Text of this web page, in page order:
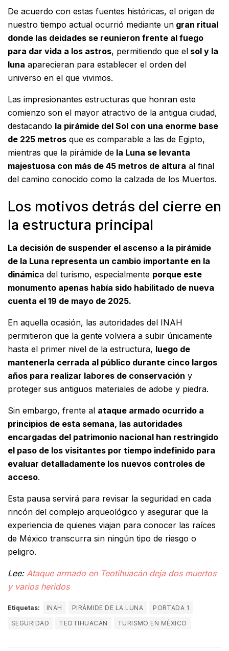
De acuerdo con estas fuentes históricas, el origen de
nuestro tiempo actual ocurrió mediante un gran ritual
donde las deidades se reunieron frente al fuego
para dar vida a los astros, permitiendo que el sol y la
luna aparecieran para establecer el orden del
universo en el que vivimos.
Las impresionantes estructuras que honran este
comienzo son el mayor atractivo de la antigua ciudad,
destacando la pirámide del Sol con una enorme base
de 225 metros que es comparable a las de Egipto,
mientras que la pirámide de la Luna se levanta
majestuosa con más de 45 metros de altura al final
del camino conocido como la calzada de los Muertos.
Los motivos detrás del cierre en
la estructura principal
La decisión de suspender el ascenso a la pirámide
de la Luna representa un cambio importante en la
dinámica del turismo, especialmente porque este
monumento apenas había sido habilitado de nueva
cuenta el 19 de mayo de 2025.
En aquella ocasión, las autoridades del INAH
permitieron que la gente volviera a subir únicamente
hasta el primer nivel de la estructura, luego de
mantenerla cerrada al público durante cinco largos
años para realizar labores de conservación y
proteger sus antiguos materiales de adobe y piedra.
Sin embargo, frente al ataque armado ocurrido a
principios de esta semana, las autoridades
encargadas del patrimonio nacional han restringido
el paso de los visitantes por tiempo indefinido para
evaluar detalladamente los nuevos controles de
acceso.
Esta pausa servirá para revisar la seguridad en cada
rincón del complejo arqueológico y asegurar que la
experiencia de quienes viajan para conocer las raíces
de México transcurra sin ningún tipo de riesgo o
peligro.
Lee: Ataque armado en Teotihuacán deja dos muertos
y varios heridos
Etiquetas: INAH PIRÁMIDE DE LA LUNA
PORTADA 1
SEGURIDAD
TEOTIHUACÁN TURISMO EN MÉXICO